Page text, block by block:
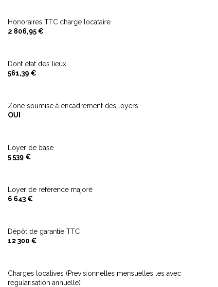
balcon
Honoraires TTC charge locataire
2 806,95 €
Dont état des lieux
561,39 €
Zone soumise à encadrement des loyers
OUI
Loyer de base
5 539 €
Loyer de référence majoré
6 643 €
Dépôt de garantie TTC
12 300 €
Charges locatives (Previsionnelles mensuelles les avec
regularisation annuelle)